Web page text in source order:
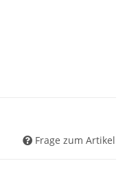
Frage zum Artikel